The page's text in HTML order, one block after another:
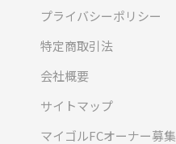
プライバシーポリシー
特定商取引法
会社概要
サイトマップ
マイゴルFCオーナー募集